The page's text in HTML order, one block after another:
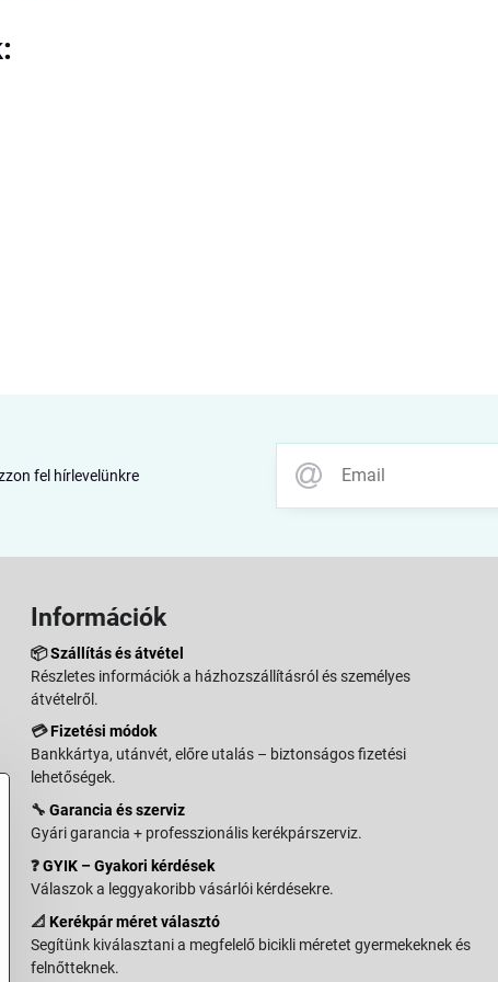
fel hírlevelünkre
Információk
📦Szállítás és átvétel
Részletes információk a házhozszállításról és személyes
átvételről.
💳Fizetési módok
Bankkártya, utánvét, előre utalás – biztonságos fizetési
lehetőségek.
🔧 Garancia és szerviz
Gyári garancia + professzionális kerékpárszerviz.
❓GYIK – Gyakori kérdések
Válaszok a leggyakoribb vásárlói kérdésekre.
📐 Kerékpár méret választó
Segítünk kiválasztani a megfelelő bicikli méretet gyermekeknek és
felnőtteknek.